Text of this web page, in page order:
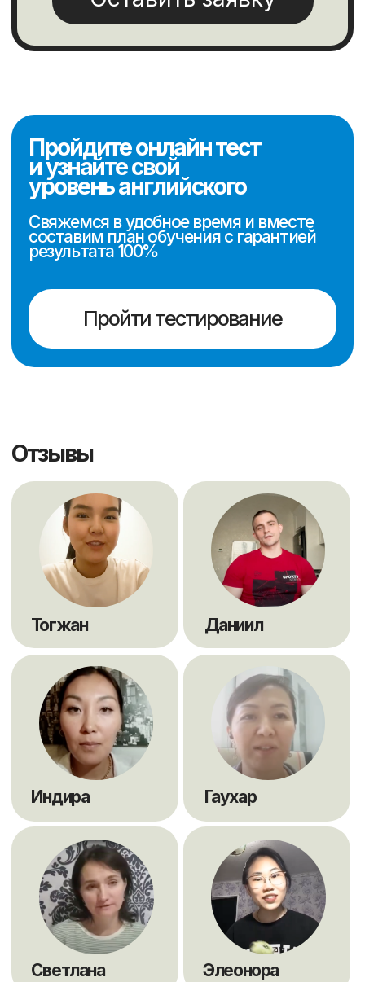
и готовим к IELTS с 2016
Перезвоните мне
Миссия компании
Корпоративным клиентам
Информация
Для подростков и взрослых
Онлайн курсы
Для детей
® "Scholarships" Свидетельство на товарный знак
№74549 от РГП «Национальный институт
интеллектуальной собственности» МЮ РК г.
Астана
Контакты
sales@scholarships.kz
+7 701 004 14 05